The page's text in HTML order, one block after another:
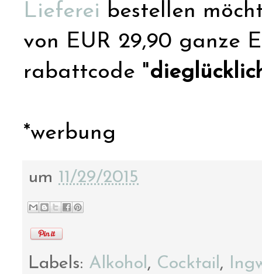
Lieferei bestellen
von EUR 29,90 ganze
rabattcode "
*werbung
um 11/29/2015
Labels: Alkohol, Cocktail,